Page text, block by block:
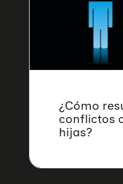
¿Cómo
conflictos
hijas?